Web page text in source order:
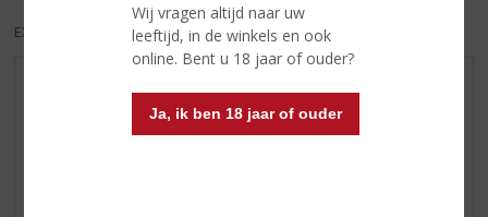
Wij vragen altijd naar uw
leeftijd, in de winkels en ook
online. Bent u 18 jaar of ouder?
Ja, ik ben 18 jaar of ouder
EXCL. BTW INCL. BTW
AANBIEDINGEN
WIJN VAN DE MAAND